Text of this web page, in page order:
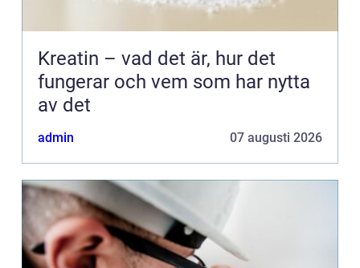
Kreatin – vad det är, hur det
fungerar och vem som har nytta
av det
admin 07 augusti 2026